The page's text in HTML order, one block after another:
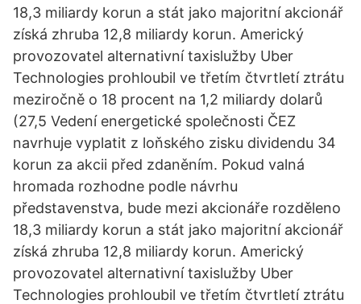
18,3 miliardy korun a stát jako majoritní akcionář
získá zhruba 12,8 miliardy korun. Americký
provozovatel alternativní taxislužby Uber
Technologies prohloubil ve třetím čtvrtletí ztrátu
meziročně o 18 procent na 1,2 miliardy dolarů
(27,5 Vedení energetické společnosti ČEZ
navrhuje vyplatit z loňského zisku dividendu 34
korun za akcii před zdaněním. Pokud valná
hromada rozhodne podle návrhu
představenstva, bude mezi akcionáře rozděleno
18,3 miliardy korun a stát jako majoritní akcionář
získá zhruba 12,8 miliardy korun. Americký
provozovatel alternativní taxislužby Uber
Technologies prohloubil ve třetím čtvrtletí ztrátu